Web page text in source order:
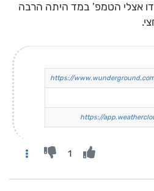
אצלי הטמפ' במד היתה הרבה
https://
https://
1